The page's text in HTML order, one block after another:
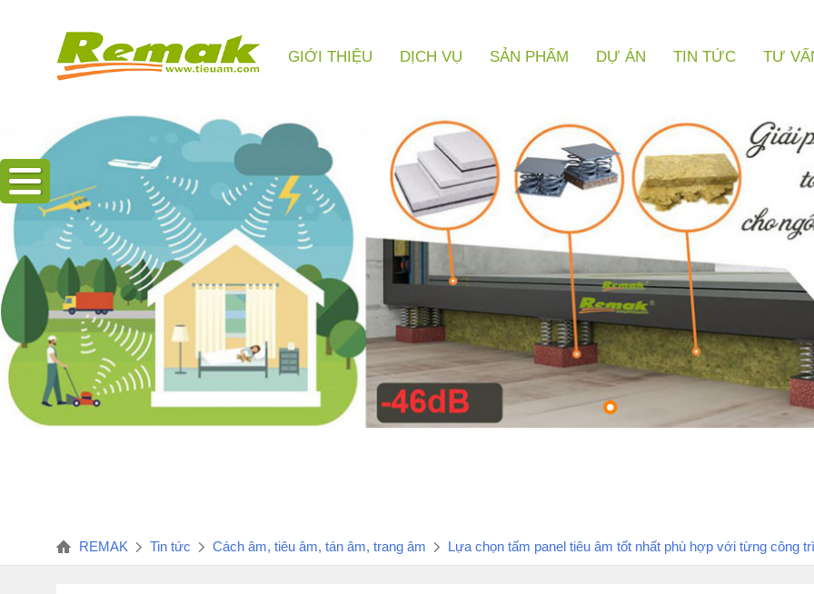
GIỚI THIỆU DỊCH VỤ SẢN PHẨM DỰ ÁN TIN TỨC TƯ
REMAK Tin tức Cách âm, tiêu âm, tán âm, trang âm Lựa chọn tấm panel tiêu âm tốt nhất phù hợp với từng công
Hotline: